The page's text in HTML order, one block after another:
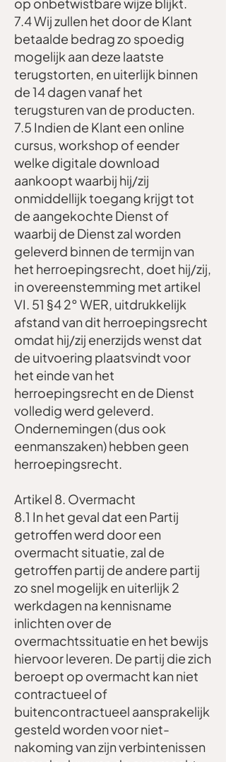
7.4 Wij zullen het door de Klant
betaalde bedrag zo spoedig
mogelijk aan deze laatste
terugstorten, en uiterlijk binnen
de 14 dagen vanaf het
terugsturen van de producten.
7.5 Indien de Klant een online
cursus, workshop of eender
welke digitale download
aankoopt waarbij hij/zij
onmiddellijk toegang krijgt tot
de aangekochte Dienst of
waarbij de Dienst zal worden
geleverd binnen de termijn van
het herroepingsrecht, doet hij/zij,
in overeenstemming met artikel
VI. 51 §4 2° WER, uitdrukkelijk
afstand van dit herroepingsrecht
omdat hij/zij enerzijds wenst dat
de uitvoering plaatsvindt voor
het einde van het
herroepingsrecht en de Dienst
volledig werd geleverd.
Ondernemingen (dus ook
eenmanszaken) hebben geen
herroepingsrecht.
Artikel 8. Overmacht
8.1 In het geval dat een Partij
getroffen werd door een
overmacht situatie, zal de
getroffen partij de andere partij
zo snel mogelijk en uiterlijk 2
werkdagen na kennisname
inlichten over de
overmachtssituatie en het bewijs
hiervoor leveren. De partij die zich
beroept op overmacht kan niet
contractueel of
buitencontractueel aansprakelijk
gesteld worden voor niet-
nakoming van zijn verbintenissen